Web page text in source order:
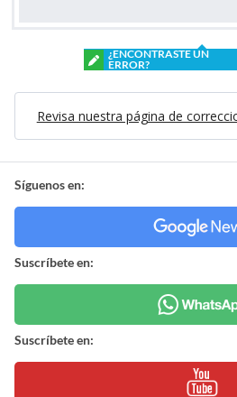
¿ENCONTRASTE UN
ERROR?
Revisa nuestra página de
Síguenos en:
Suscríbete en:
Suscríbete en: